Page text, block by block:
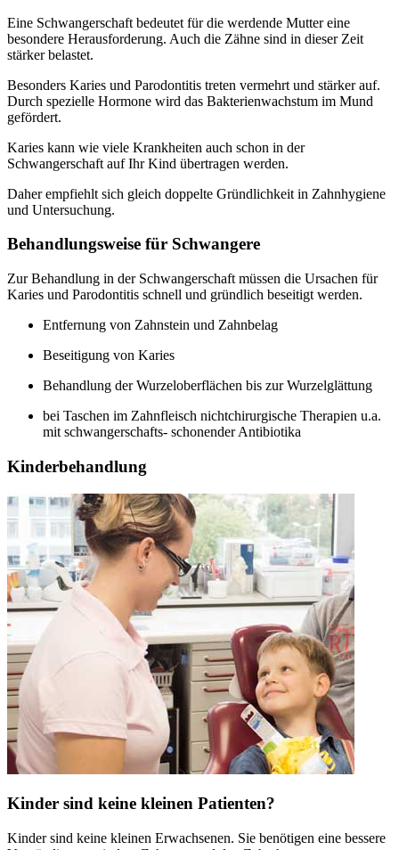
Eine Schwangerschaft bedeutet für die werdende Mutter eine
besondere Herausforderung. Auch die Zähne sind in dieser Zeit
stärker belastet.
Besonders Karies und Parodontitis treten vermehrt und stärker auf.
Durch spezielle Hormone wird das Bakterienwachstum im Mund
gefördert.
Karies kann wie viele Krankheiten auch schon in der
Schwangerschaft auf Ihr Kind übertragen werden.
Daher empfiehlt sich gleich doppelte Gründlichkeit in Zahnhygiene
und Untersuchung.
Behandlungsweise für Schwangere
Zur Behandlung in der Schwangerschaft müssen die Ursachen für
Karies und Parodontitis schnell und gründlich beseitigt werden.
Entfernung von Zahnstein und Zahnbelag
Beseitigung von Karies
Behandlung der Wurzeloberflächen bis zur Wurzelglättung
bei Taschen im Zahnfleisch nichtchirurgische Therapien u.a.
mit schwangerschafts- schonender Antibiotika
Kinderbehandlung
Kinder sind keine kleinen Patienten?
Kinder sind keine kleinen Erwachsenen. Sie benötigen eine bessere